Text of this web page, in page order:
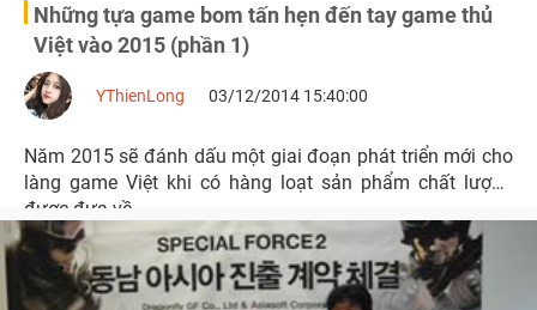
Những tựa game bom tấn hẹn đến tay game thủ
Việt vào 2015 (phần 1)
YThienLong 03/12/2014 15:40:00
Năm 2015 sẽ đánh dấu một giai đoạn phát triển mới cho
làng game Việt khi có hàng loạt sản phẩm chất lượng
được đưa về.